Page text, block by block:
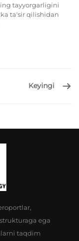
tayyorgarligini
ta'sir qilishidan
Keyingi
ega
taqdim